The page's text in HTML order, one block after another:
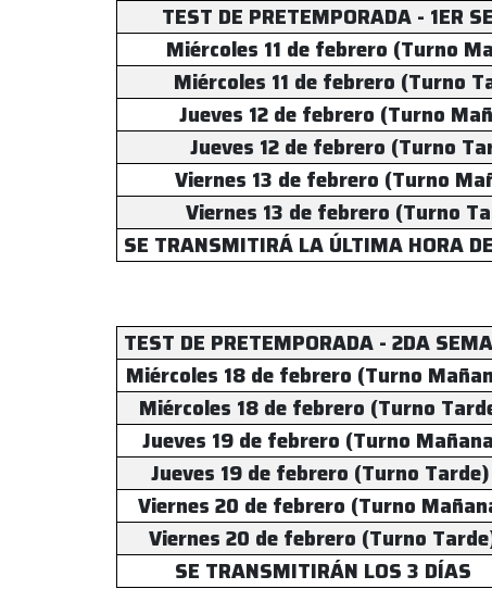
TEST DE PRETEMPORADA - 1ER
Miércoles 11 de febrero (Turno
Miércoles 11 de febrero (Turno
Jueves 12 de febrero (Turno
Jueves 12 de febrero (Turno
Viernes 13 de febrero (Turno
Viernes 13 de febrero (Turno
SE TRANSMITIRÁ LA ÚLTIMA HORA
TEST DE PRETEMPORADA - 2DA
Miércoles 18 de febrero (Turno
Miércoles 18 de febrero (Turno
Jueves 19 de febrero (Turno
Jueves 19 de febrero (Turno Tarde)
Viernes 20 de febrero (Turno
Viernes 20 de febrero (Turno
SE TRANSMITIRÁN LOS 3 DÍAS